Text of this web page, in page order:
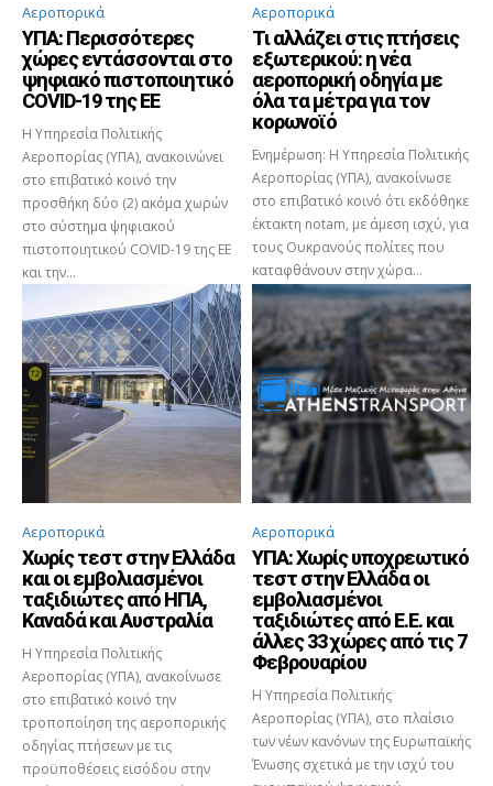
Αεροπορικά
ΥΠΑ: Περισσότερες
χώρες εντάσσονται στο
ψηφιακό πιστοποιητικό
COVID-19 της ΕΕ
Η Υπηρεσία Πολιτικής
Αεροπορίας (ΥΠΑ), ανακοινώνει
στο επιβατικό κοινό την
προσθήκη δύο (2) ακόμα χωρών
στο σύστημα ψηφιακού
πιστοποιητικού COVID-19 της ΕΕ
και την...
Αεροπορικά
Τι αλλάζει στις πτήσεις
εξωτερικού: η νέα
αεροπορική οδηγία με
όλα τα μέτρα για τον
κορωνοϊό
Ενημέρωση: Η Υπηρεσία Πολιτικής
Αεροπορίας (ΥΠΑ), ανακοίνωσε
στο επιβατικό κοινό ότι εκδόθηκε
έκτακτη notam, με άμεση ισχύ, για
τους Ουκρανούς πολίτες που
καταφθάνουν στην χώρα...
Αεροπορικά
Χωρίς τεστ στην Ελλάδα
και οι εμβολιασμένοι
ταξιδιώτες από ΗΠΑ,
Καναδά και Αυστραλία
Η Υπηρεσία Πολιτικής
Αεροπορίας (ΥΠΑ), ανακοίνωσε
στο επιβατικό κοινό την
τροποποίηση της αεροπορικής
οδηγίας πτήσεων με τις
προϋποθέσεις εισόδου στην
Αεροπορικά
ΥΠΑ: Χωρίς υποχρεωτικό
τεστ στην Ελλάδα οι
εμβολιασμένοι
ταξιδιώτες από Ε.Ε. και
άλλες 33 χώρες από τις 7
Φεβρουαρίου
Η Υπηρεσία Πολιτικής
Αεροπορίας (ΥΠΑ), στο πλαίσιο
των νέων κανόνων της Ευρωπαϊκής
Ένωσης σχετικά με την ισχύ του